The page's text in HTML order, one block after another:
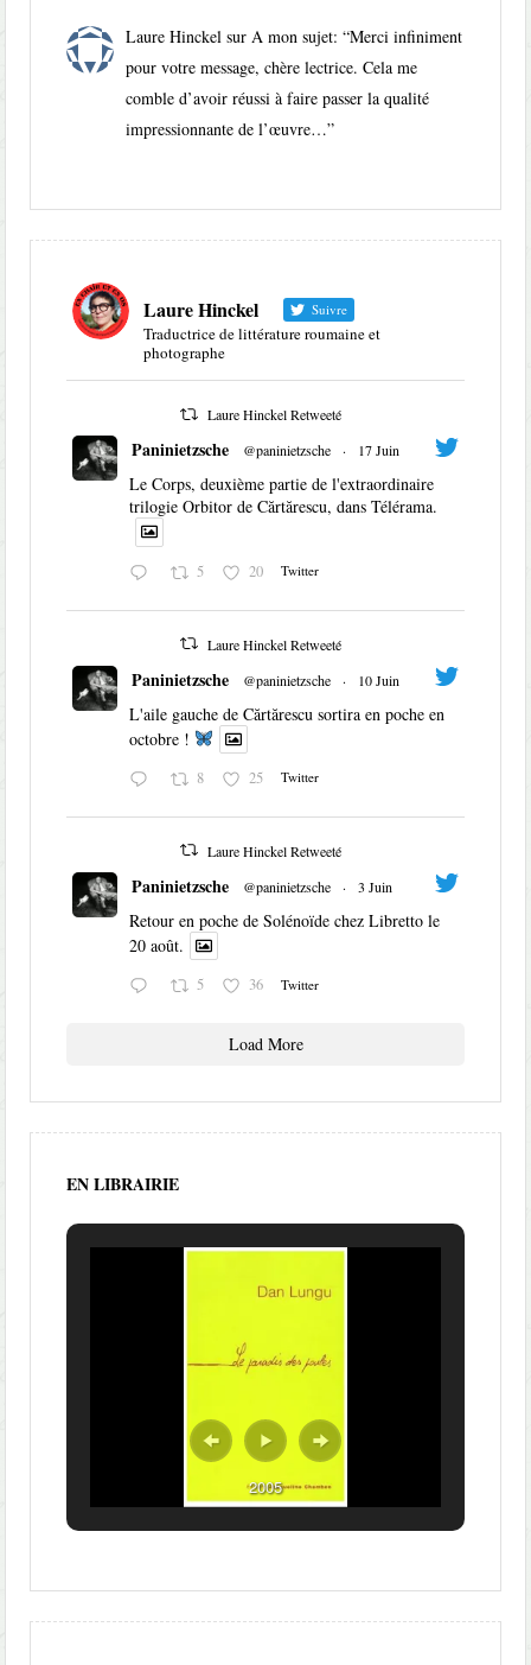
Laure Hinckel surA mon sujet: “Merci infiniment
pour votre message, chère lectrice. Cela me
comble d’avoir réussi à faire passer la qualité
impressionnante de l’œuvre…”
Laure Hinckel Suivre
Traductrice de littérature roumaine et
photographe
Laure Hinckel Retweeté
Paninietzsche @paninietzsche · 17 Juin
Le Corps, deuxième partie de l'extraordinaire
trilogie Orbitor de Cărtărescu, dans Télérama.
5 20 Twitter
Laure Hinckel Retweeté
Paninietzsche @paninietzsche · 10 Juin
L'aile gauche de Cărtărescu sortira en poche en
octobre !
8 25 Twitter
Laure Hinckel Retweeté
Paninietzsche @paninietzsche · 3 Juin
Retour en poche de Solénoïde chez Libretto le
20 août.
5 36 Twitter
Load More
EN LIBRAIRIE
2005